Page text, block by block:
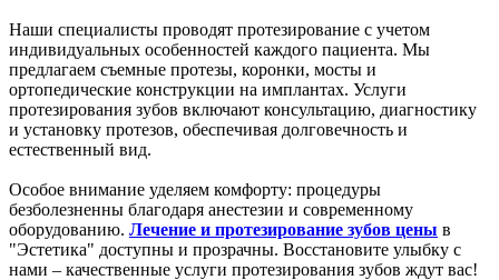
Наши специалисты проводят протезирование с учетом
индивидуальных особенностей каждого пациента. Мы
предлагаем съемные протезы, коронки, мосты и
ортопедические конструкции на имплантах. Услуги
протезирования зубов включают консультацию, диагностику
и установку протезов, обеспечивая долговечность и
естественный вид.
Особое внимание уделяем комфорту: процедуры
безболезненны благодаря анестезии и современному
оборудованию. Лечение и протезирование зубов цены в
"Эстетика" доступны и прозрачны. Восстановите улыбку с
нами – качественные услуги протезирования зубов ждут вас!